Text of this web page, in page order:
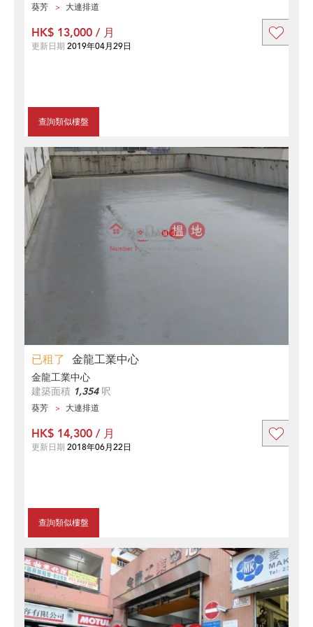
葵芳 大連排道
查詢類似樓盤
HK$ 13,000 / 月
更新日期 2019年04月29日
已租了 金龍工業中心
金龍工業中心
建築面積 1,354呎
葵芳 大連排道
查詢類似樓盤
HK$ 14,300 / 月
更新日期 2018年06月22日